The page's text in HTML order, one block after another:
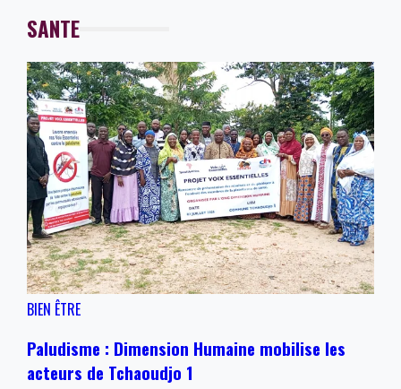
SANTE
BIEN ÊTRE
Paludisme : Dimension Humaine mobilise les
acteurs de Tchaoudjo 1